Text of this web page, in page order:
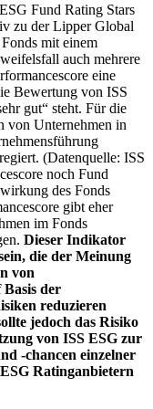
Fund Rating Stars
zu der Lipper Global
mit einem
auch mehrere
eine
Bewertung von ISS
gut“ steht. Für die
von Unternehmen in
(Datenquelle: ISS
noch Fund
des Fonds
gibt eher
im Fonds
Dieser Indikator
die der Meinung
von
der
reduzieren
jedoch das Risiko
von ISS ESG zur
-chancen einzelner
Ratinganbietern